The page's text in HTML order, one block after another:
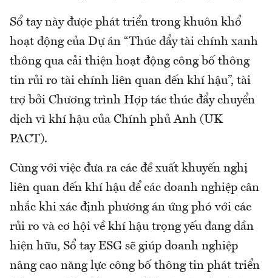
Sổ tay này được phát triển trong khuôn khổ
hoạt động của Dự án “Thúc đẩy tài chính xanh
thông qua cải thiện hoạt động công bố thông
tin rủi ro tài chính liên quan đến khí hậu”, tài
trợ bởi Chương trình Hợp tác thúc đẩy chuyển
dịch vì khí hậu của Chính phủ Anh (UK
PACT).
Cùng với việc đưa ra các đề xuất khuyến nghị
liên quan đến khí hậu để các doanh nghiệp cân
nhắc khi xác định phương án ứng phó với các
rủi ro và cơ hội về khí hậu trọng yếu đang dần
hiện hữu, Sổ tay ESG sẽ giúp doanh nghiệp
nâng cao năng lực công bố thông tin phát triển